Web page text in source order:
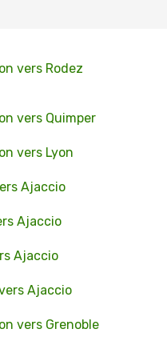
vers Rodez
vers Quimper
vers Lyon
Ajaccio
Ajaccio
Ajaccio
Ajaccio
vers Grenoble